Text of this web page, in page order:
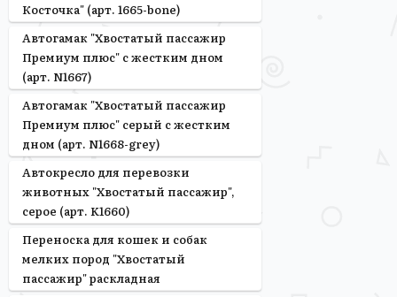
Косточка" (арт. 1665-bone)
Автогамак "Хвостатый пассажир
Премиум плюс" с жестким дном
(арт. N1667)
Автогамак "Хвостатый пассажир
Премиум плюс" серый с жестким
дном (арт. N1668-grey)
Автокресло для перевозки
животных "Хвостатый пассажир",
серое (арт. K1660)
Переноска для кошек и собак
мелких пород "Хвостатый
пассажир" раскладная